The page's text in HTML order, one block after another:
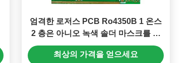
엄격한 로저스 PCB Ro4350B 1 온스
2 층은 아니오 녹색 솔더 마스크를 실
크스크린 공정으로 만듭니다
최상의 가격을 얻으세요